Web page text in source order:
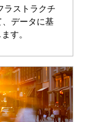
ラストラクチ
データに基
す。